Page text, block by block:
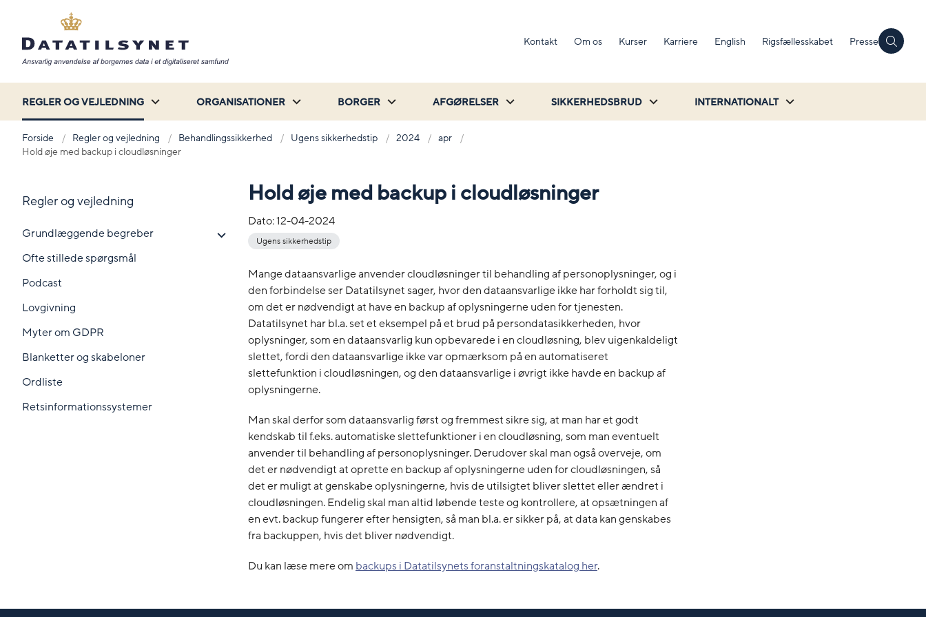
Kontakt Om os Kurser Karriere English Rigsfællesskabet Presse
REGLER OG VEJLEDNING ORGANISATIONER BORGER AFGØRELSER SIKKERHEDSBRUD INTERNATIONALT
Forside Regler og vejledning Behandlingssikkerhed Ugens sikkerhedstip 2024
apr
Hold øje med backup i cloudløsninger
Regler og vejledning
Grundlæggende begreber
Ofte stillede spørgsmål
Podcast
Lovgivning
Myter om GDPR
Blanketter og skabeloner
Ordliste
Retsinformationssystemer
Hold øje med backup i cloudløsninger
Dato:12-04-2024
Ugens sikkerhedstip
Mange dataansvarlige anvender cloudløsninger til behandling af personoplysninger, og i
den forbindelse ser Datatilsynet sager, hvor den dataansvarlige ikke har forholdt sig til,
om det er nødvendigt at have en backup af oplysningerne uden for tjenesten.
Datatilsynet har bl.a. set et eksempel på et brud på persondatasikkerheden, hvor
oplysninger, som en dataansvarlig kun opbevarede i en cloudløsning, blev uigenkaldeligt
slettet, fordi den dataansvarlige ikke var opmærksom på en automatiseret
slettefunktion i cloudløsningen, og den dataansvarlige i øvrigt ikke havde en backup af
oplysningerne.
Man skal derfor som dataansvarlig først og fremmest sikre sig, at man har et godt
kendskab til f.eks. automatiske slettefunktioner i en cloudløsning, som man eventuelt
anvender til behandling af personoplysninger. Derudover skal man også overveje, om
det er nødvendigt at oprette en backup af oplysningerne uden for cloudløsningen, så
det er muligt at genskabe oplysningerne, hvis de utilsigtet bliver slettet eller ændret i
cloudløsningen. Endelig skal man altid løbende teste og kontrollere, at opsætningen af
en evt. backup fungerer efter hensigten, så man bl.a. er sikker på, at data kan genskabes
fra backuppen, hvis det bliver nødvendigt.
Du kan læse mere om backups i Datatilsynets foranstaltningskatalog her.